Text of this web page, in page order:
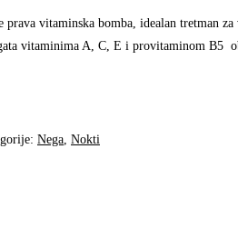
vitaminska bomba, idealan tretman
vitaminima A, C, E i provitaminom B5
Nega, Nokti